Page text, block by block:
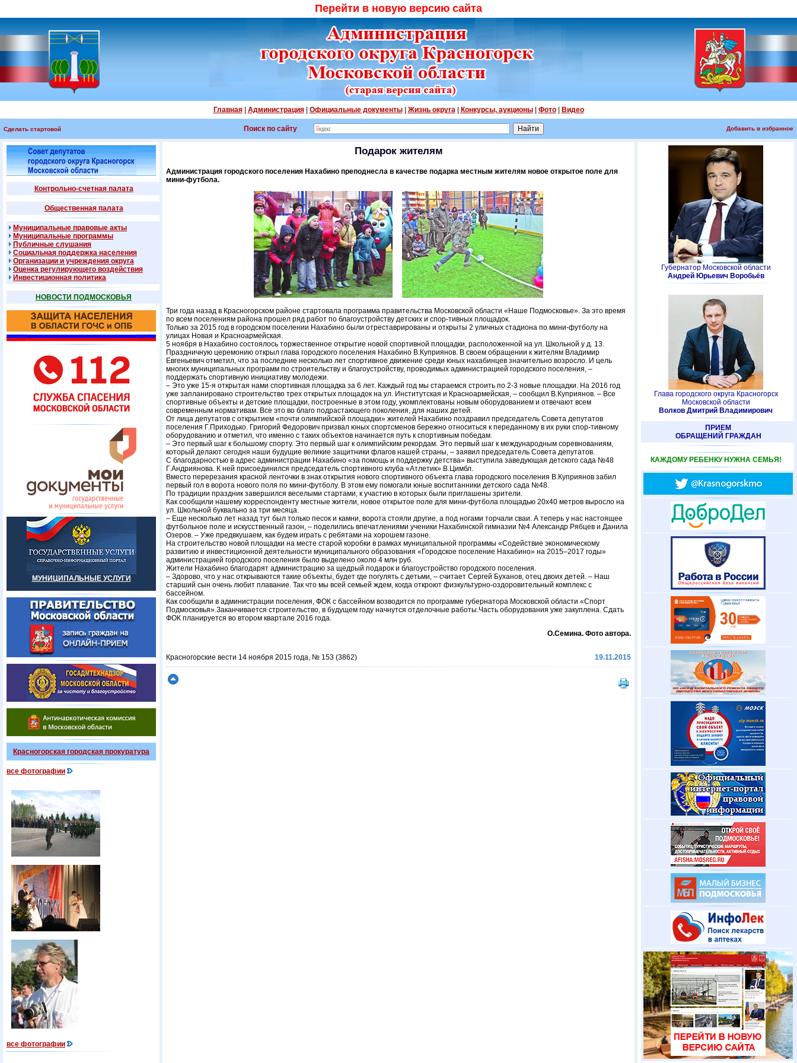
Перейти в новую версию сайта
Главная| Администрация| Официальные документы| Жизнь округа| Конкурсы, аукционы| Фото| Видео
Сделать стартовой Поиск по сайту Добавить в избранное
Контрольно-счетная палата
Общественная палата
Муниципальные правовые акты
Муниципальные программы
Публичные слушания
Социальная поддержка населения
Организации и учреждения округа
Оценка регулирующего воздействия
Инвестиционная политика
НОВОСТИ ПОДМОСКОВЬЯ
МУНИЦИПАЛЬНЫЕ УСЛУГИ
Красногорская городская прокуратура
все фотографии
все фотографии
Подарок жителям
Администрация городского поселения Нахабино преподнесла в качестве подарка местным жителям новое открытое поле для
мини-футбола.
Три года назад в Красногорском районе стартовала программа правительства Московской области «Наше Подмосковье». За это время
по всем поселениям района прошел ряд работ по благоустройству детских и спор-тивных площадок.
Только за 2015 год в городском поселении Нахабино были отреставрированы и открыты 2 уличных стадиона по мини-футболу на
улицах Новая и Красноармейская.
5 ноября в Нахабино состоялось торжественное открытие новой спортивной площадки, расположенной на ул. Школьной у д. 13.
Праздничную церемонию открыл глава городского поселения Нахабино В.Куприянов. В своем обращении к жителям Владимир
Евгеньевич отметил, что за последние несколько лет спортивное движение среди юных нахабинцев значительно возросло. И цель
многих муниципальных программ по строительству и благоустройству, проводимых администрацией городского поселения, –
поддержать спортивную инициативу молодежи.
– Это уже 15-я открытая нами спортивная площадка за 6 лет. Каждый год мы стараемся строить по 2-3 новые площадки. На 2016 год
уже запланировано строительство трех открытых площадок на ул. Институтская и Красноармейская, – сообщил В.Куприянов. – Все
спортивные объекты и детские площадки, построенные в этом году, укомплектованы новым оборудованием и отвечают всем
современным нормативам. Все это во благо подрастающего поколения, для наших детей.
От лица депутатов с открытием «почти олимпийской площадки» жителей Нахабино поздравил председатель Совета депутатов
поселения Г.Приходько. Григорий Федорович призвал юных спортсменов бережно относиться к переданному в их руки спор-тивному
оборудованию и отметил, что именно с таких объектов начинается путь к спортивным победам.
– Это первый шаг к большому спорту. Это первый шаг к олимпийским рекордам. Это первый шаг к международным соревнованиям,
который делают сегодня наши будущие великие защитники флагов нашей страны, – заявил председатель Совета депутатов.
С благодарностью в адрес администрации Нахабино «за помощь и поддержку детства» выступила заведующая детского сада №48
Г.Андриянова. К ней присоединился председатель спортивного клуба «Атлетик» В.Цимбл.
Вместо перерезания красной ленточки в знак открытия нового спортивного объекта глава городского поселения В.Куприянов забил
первый гол в ворота нового поля по мини-футболу. В этом ему помогали юные воспитанники детского сада №48.
По традиции праздник завершился веселыми стартами, к участию в которых были приглашены зрители.
Как сообщили нашему корреспонденту местные жители, новое открытое поле для мини-футбола площадью 20х40 метров выросло на
ул. Школьной буквально за три месяца.
– Еще несколько лет назад тут был только песок и камни, ворота стояли другие, а под ногами торчали сваи. А теперь у нас настоящее
футбольное поле и искусственный газон, – поделились впечатлениями ученики Нахабинской гимназии №4 Александр Рябцев и Данила
Озеров. – Уже предвкушаем, как будем играть с ребятами на хорошем газоне.
На строительство новой площадки на месте старой коробки в рамках муниципальной программы «Содействие экономическому
развитию и инвестиционной деятельности муниципального образования «Городское поселение Нахабино» на 2015–2017 годы»
администрацией городского поселения было выделено около 4 млн руб.
Жители Нахабино благодарят администрацию за щедрый подарок и благоустройство городского поселения.
– Здорово, что у нас открываются такие объекты, будет где погулять с детьми, – считает Сергей Буханов, отец двоих детей. – Наш
старший сын очень любит плавание. Так что мы всей семьей ждем, когда откроют физкультурно-оздоровительный комплекс с
бассейном.
Как сообщили в администрации поселения, ФОК с бассейном возводится по программе губернатора Московской области «Спорт
Подмосковья».Заканчивается строительство, в будущем году начнутся отделочные работы.Часть оборудования уже закуплена. Сдать
ФОК планируется во втором квартале 2016 года.
О.Семина. Фото автора.
Красногорские вести 14 ноября 2015 года, № 153 (3862) 19.11.2015
Губернатор Московской области
Андрей Юрьевич Воробьёв
Глава городского округа Красногорск
Московской области
Волков Дмитрий Владимирович
ПРИЕМ
ОБРАЩЕНИЙ ГРАЖДАН
КАЖДОМУ РЕБЕНКУ НУЖНА СЕМЬЯ!